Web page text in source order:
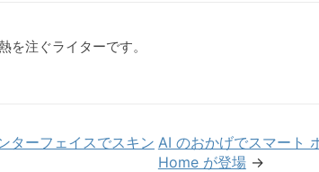
注ぐライターです。
ターフェイスでスキン AI のおかげでスマート
Home が登場→